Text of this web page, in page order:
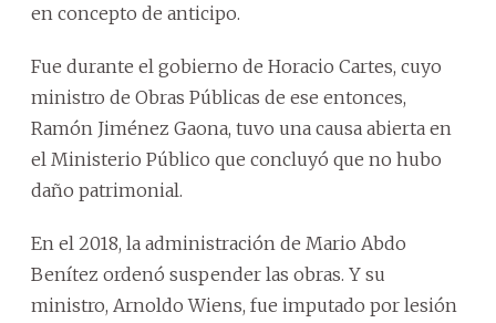
en concepto de anticipo.
Fue durante el gobierno de Horacio Cartes, cuyo
ministro de Obras Públicas de ese entonces,
Ramón Jiménez Gaona, tuvo una causa abierta en
el Ministerio Público que concluyó que no hubo
daño patrimonial.
En el 2018, la administración de Mario Abdo
Benítez ordenó suspender las obras. Y su
ministro, Arnoldo Wiens, fue imputado por lesión